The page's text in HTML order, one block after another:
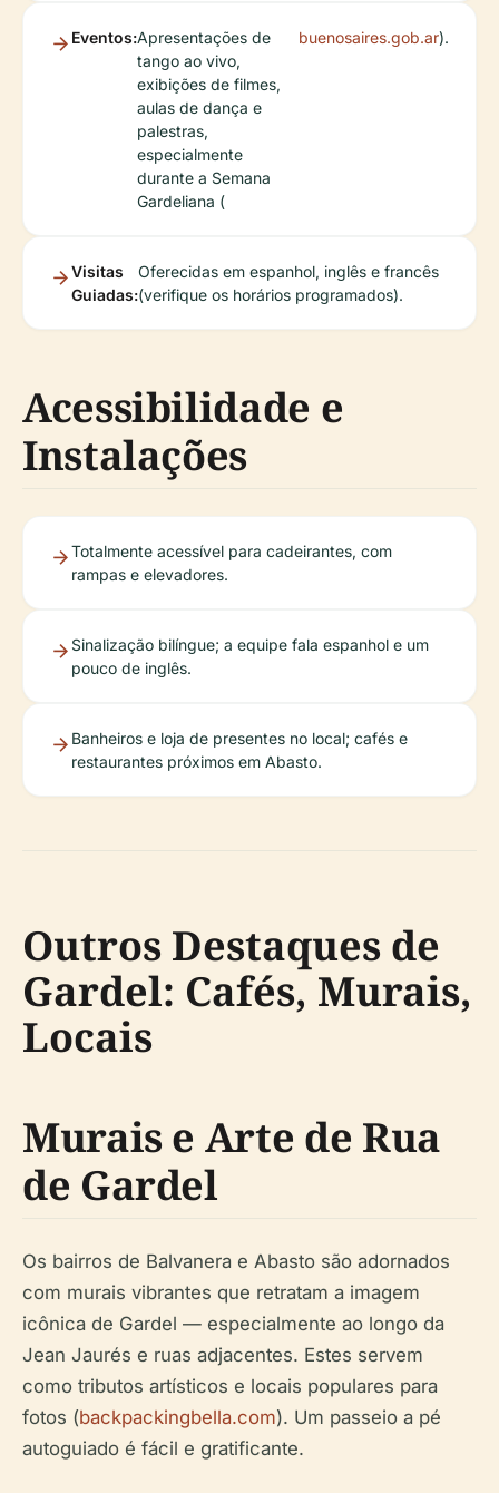
Eventos:Apresentações de
tango ao vivo,
exibições de filmes,
aulas de dança e
palestras,
especialmente
durante a Semana
Gardeliana (
buenosaires.gob.ar).
Visitas
Guiadas:
Oferecidas em espanhol, inglês e francês
(verifique os horários programados).
Acessibilidade e
Instalações
Totalmente acessível para cadeirantes, com
rampas e elevadores.
Sinalização bilíngue; a equipe fala espanhol e um
pouco de inglês.
Banheiros e loja de presentes no local; cafés e
restaurantes próximos em Abasto.
Outros Destaques de
Gardel: Cafés, Murais,
Locais
Murais e Arte de Rua
de Gardel
Os bairros de Balvanera e Abasto são adornados
com murais vibrantes que retratam a imagem
icônica de Gardel — especialmente ao longo da
Jean Jaurés e ruas adjacentes. Estes servem
como tributos artísticos e locais populares para
fotos (backpackingbella.com). Um passeio a pé
autoguiado é fácil e gratificante.